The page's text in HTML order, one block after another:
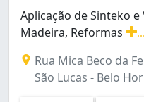
Aplicação de Sinteko
Madeira, Reformas
Rua Mica Beco da
São Lucas - Belo